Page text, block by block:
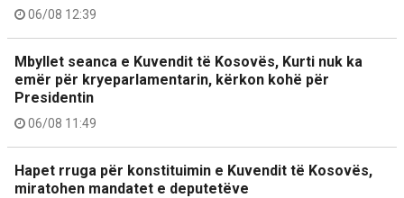
06/08 12:39
Mbyllet seanca e Kuvendit të Kosovës, Kurti nuk ka
emër për kryeparlamentarin, kërkon kohë për
Presidentin
06/08 11:49
Hapet rruga për konstituimin e Kuvendit të Kosovës,
miratohen mandatet e deputetëve